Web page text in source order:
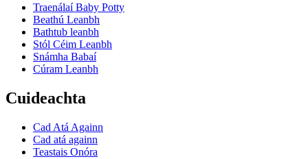
Traenálaí Baby Potty
Beathú Leanbh
Bathtub leanbh
Stól Céim Leanbh
Snámha Babaí
Cúram Leanbh
Cuideachta
Cad Atá Againn
Cad atá againn
Teastais Onóra